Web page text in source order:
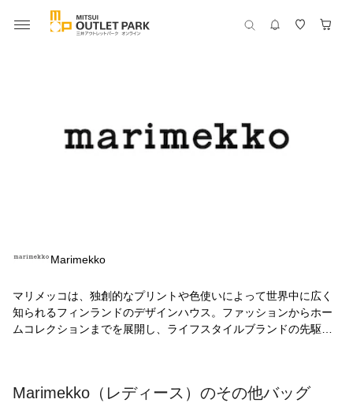
Marimekko
マリメッコは、独創的なプリントや色使いによって世界中に広く
知られるフィンランドのデザインハウス。ファッションからホー
ムコレクションまでを展開し、ライフスタイルブランドの先駆け
Marimekko（レディース）のその他バッグ